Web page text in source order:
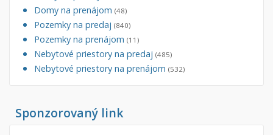
Domy na prenájom (48)
Pozemky na predaj (840)
Pozemky na prenájom (11)
Nebytové priestory na predaj (485)
Nebytové priestory na prenájom (532)
Sponzorovaný link